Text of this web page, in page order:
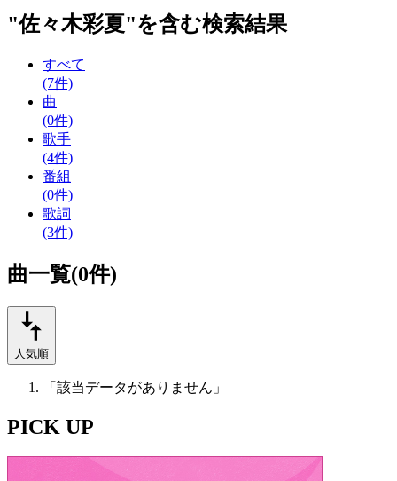
"佐々木彩夏"を含む検索結果
すべて
(7件)
曲
(0件)
歌手
(4件)
番組
(0件)
歌詞
(3件)
曲一覧(0件)
人気順
「該当データがありません」
PICK UP